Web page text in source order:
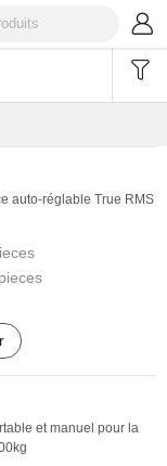
auto-réglable True RMS
et manuel pour la